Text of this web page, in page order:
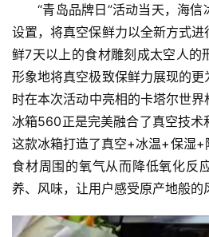
A
I
科
技
快
讯
创
纪
“青岛品牌日”活动当天，海
设置，将真空保鲜力以全新方式
鲜7天以上的食材雕刻成太空人的
形象地将真空极致保鲜力展现的
时在本次活动中亮相的卡塔尔世
冰箱560正是完美融合了真空技术
这款冰箱打造了真空+冰温+保湿+
食材周围的氧气从而降低氧化反
养、风味，让用户感受原产地般的